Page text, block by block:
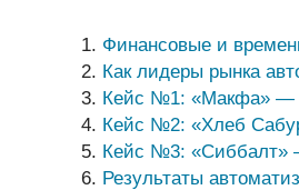
Финансовые и
Как лидеры рынка
Кейс №1: «Макфа» —
Кейс №2: «Хлеб
Кейс №3: «Сиббалт»
Результаты